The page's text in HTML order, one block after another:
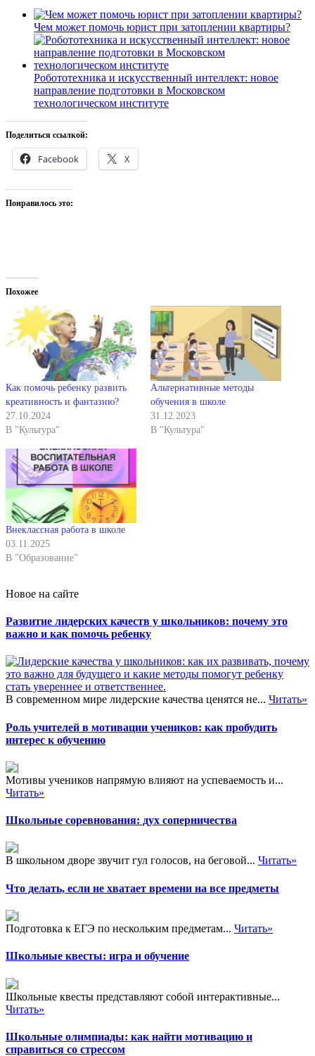
Чем может помочь юрист при затоплении квартиры?
Робототехника и искусственный интеллект: новое
направление подготовки в Московском
технологическом институте
Поделиться ссылкой:
Facebook X
Понравилось это:
Похожее
Как помочь ребенку развить
креативность и фантазию?
27.10.2024
В "Культура"
Альтернативные методы
обучения в школе
31.12.2023
В "Культура"
Внеклассная работа в школе
03.11.2025
В "Образование"
Новое на сайте
Развитие лидерских качеств у школьников: почему это
важно и как помочь ребенку
В современном мире лидерские качества ценятся не... Читать»
Роль учителей в мотивации учеников: как пробудить
интерес к обучению
Мотивы учеников напрямую влияют на успеваемость и...
Читать»
Школьные соревнования: дух соперничества
В школьном дворе звучит гул голосов, на беговой... Читать»
Что делать, если не хватает времени на все предметы
Подготовка к ЕГЭ по нескольким предметам... Читать»
Школьные квесты: игра и обучение
Школьные квесты представляют собой интерактивные...
Читать»
Школьные олимпиады: как найти мотивацию и
справиться со стрессом